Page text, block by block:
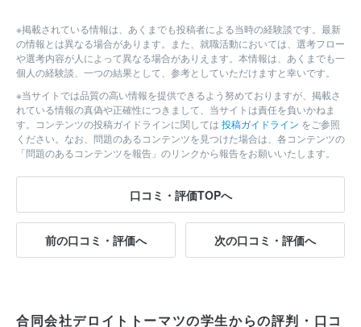
※掲載されている情報は、あくまでも投稿者による当時の経験談です。最新
の情報とは異なる場合があります。また、就職活動においては、選考フロー
や選考内容が人によって異なる場合がありえます。本情報は、あくまでも一
個人の経験談、一つの結果として、参考としていただけますと幸いです。
※当サイトでは品質の高い情報を提供できるよう努めておりますが、掲載さ
れている情報の真偽や正確性につきまして、当サイトは責任を負いかねま
す。コンテンツの投稿ガイドラインに関しては 投稿ガイドライン をご参照
ください。なお、問題のあるコンテンツを見つけた場合は、各コンテンツの
「問題のあるコンテンツを報告」のリンクから報告をお願いいたします。
口コミ・評価TOPへ
前の口コミ・評価へ 次の口コミ・評価へ
合同会社デロイトトーマツの学生からの評判・口コ